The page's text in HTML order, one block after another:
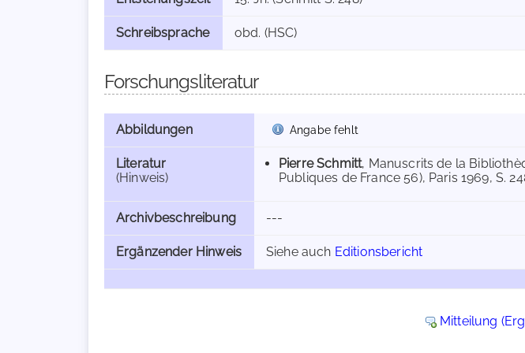
Schreibsprache obd. (HSC)
Forschungsliteratur
Abbildungen Angabe fehlt
Literatur
(Hinweis)
Pierre Schmitt, Manuscrits de la
Publiques de France 56), Paris 1969, S.
Archivbeschreibung ---
Ergänzender Hinweis Siehe auch Editionsbericht
Mitteilung